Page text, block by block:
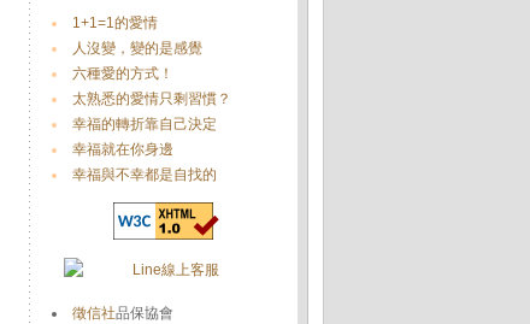
1+1=1的愛情
人沒變，變的是感覺
六種愛的方式！
太熟悉的愛情只剩習慣？
幸福的轉折靠自己決定
幸福就在你身邊
幸福與不幸都是自找的
徵信社品保協會